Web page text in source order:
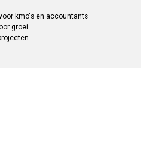
kmo's en accountants
groei